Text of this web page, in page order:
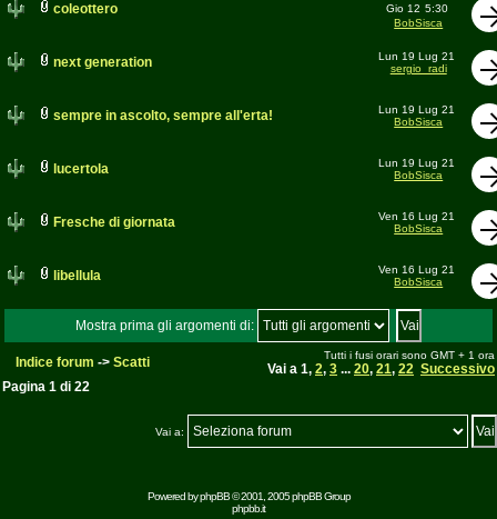
coleottero Gio 12 5:30
BobSisca
next generation
Lun 19 Lug 21
sergio_radi
sempre in ascolto, sempre all'erta!
Lun 19 Lug 21
BobSisca
lucertola
Lun 19 Lug 21
BobSisca
Fresche di giornata
Ven 16 Lug 21
BobSisca
libellula
Ven 16 Lug 21
BobSisca
Mostra prima gli argomenti di:
Indice forum -> Scatti Tutti i fusi orari sono GMT + 1 ora
Vai a 1, 2, 3 ... 20, 21, 22 Successivo
Pagina 1 di 22
Vai a:
Powered byphpBB© 2001, 2005 phpBB Group
phpbb.it